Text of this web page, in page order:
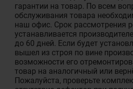
гарантии на товар. По всем
обслуживания товара
наш офис. Срок рассмотрения
устанавливается
до 60 дней. Если будет
вышел из строя по вине
возможности его
товар на аналогичный или
Пожалуйста, проверьте